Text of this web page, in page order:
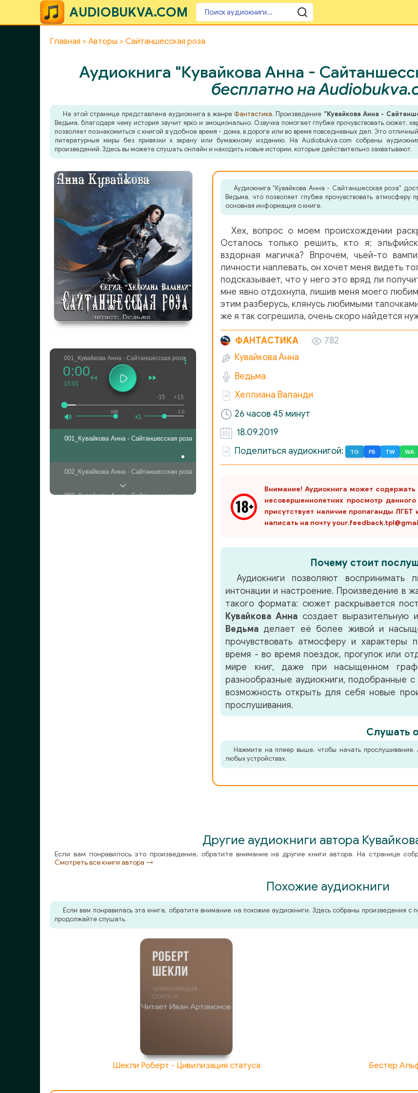
AUDIOBUKVA.COM
Главная Авторы Сайтаншесская роза
Аудиокнига "Кувайкова Анна -
бесплатно на
На этой странице представлена аудиокнига в жанре Фантастика. Произведение "Кувайкова Анна -
Ведьма, благодаря чему история звучит ярко и эмоционально. Озвучка помогает глубже прочувствовать сюжет,
позволяет познакомиться с книгой в удобное время - дома, в дороге или во время повседневных дел. Это
литературные миры без привязки к экрану или бумажному изданию. На Audiobukva.com собраны
произведений. Здесь вы можете слушать онлайн и находить новые истории, которые действительно захватывают.
001_Кувайкова Анна - Сайтаншесская роза
100
0:00
15:01
1.0
x1
-15 +15
001_Кувайкова Анна - Сайтаншесская роза
002_Кувайкова Анна - Сайтаншесская роза
003_Кувайкова Анна - Сайтаншесская роза
018_Кувайкова Анна - Сайтаншесская роза
020_Кувайкова Анна - Сайтаншесская роза
022_Кувайкова Анна - Сайтаншесская роза
023_Кувайкова Анна - Сайтаншесская роза
024_Кувайкова Анна - Сайтаншесская роза
027_Кувайкова Анна - Сайтаншесская роза
Аудиокнига "Кувайкова Анна - Сайтаншесская роза"
Ведьма, что позволяет глубже прочувствовать
основная информация о книге.
Хех, вопрос о моем происхождении
Осталось только решить, кто я:
вздорная магичка? Впрочем, чьей-то
личности наплевать, он хочет меня видеть
подсказывает, что у него это вряд ли
мне явно отдохнула, лишив меня моего
этим разберусь, клянусь любимыми
же я так согрешила, очень скоро найдется
ФАНТАСТИКА
782
Кувайкова Анна
Ведьма
Хеллиана Валанди
26 часов 45 минут
18.09.2019
Поделиться аудиокнигой:
TG FB TW WA
Внимание! Аудиокнига может
несовершеннолетних просмотр
присутствует наличие пропаганды
написать на почту
Почему стоит
Аудиокниги позволяют
интонации и настроение. Произведение в
такого формата: сюжет раскрывается
Кувайкова Аннасоздает выразительную
Ведьма делает её более живой и
прочувствовать атмосферу и
время - во время поездок, прогулок или
мире книг, даже при насыщенном
разнообразные аудиокниги, подобранные
возможность открыть для себя новые
прослушивания.
Слушать
Нажмите на плеер выше, чтобы начать прослушивание.
любых устройствах.
Другие аудиокниги автора
Если вам понравилось это произведение, обратите внимание на другие книги автора. На странице
Смотреть все книги автора →
Похожие аудиокниги
Если вам понравилась эта книга, обратите внимание на похожие аудиокниги. Здесь собраны
продолжайте слушать.
Шекли Роберт - Цивилизация статуса Бестер